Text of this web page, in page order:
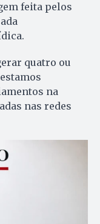
feita pelos
quatro ou
na
nas redes